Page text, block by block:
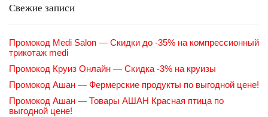
Свежие записи
Промокод Medi Salon — Скидки до -35% на компрессионный
трикотаж medi
Промокод Круиз Онлайн — Скидка -3% на круизы
Промокод Ашан — Фермерские продукты по выгодной цене!
Промокод Ашан — Товары АШАН Красная птица по
выгодной цене!